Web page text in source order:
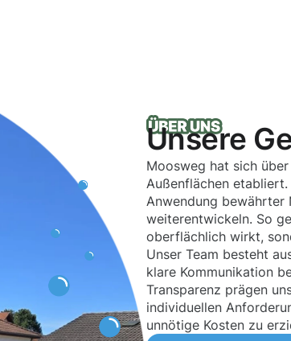
Unsere
Moosweg hat sich
Außenflächen
Anwendung
weiterentwickeln. So
oberflächlich wirkt,
Unser Team besteht
klare Kommunikation
Transparenz prägen
individuellen
unnötige Kosten zu